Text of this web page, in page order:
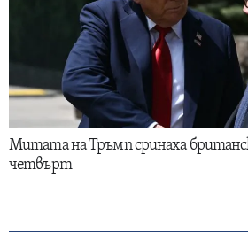
Митата на Тръмп сринаха
четвърт